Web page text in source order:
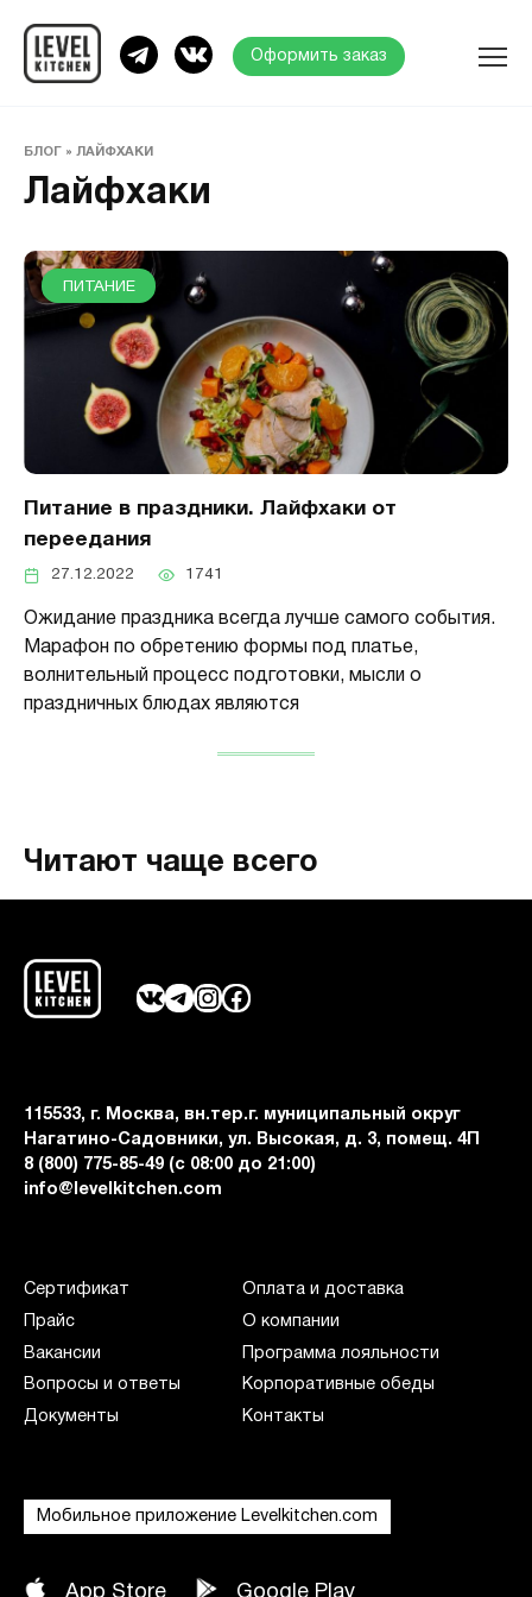
содержанию
Оформить заказ
Search
Категории
Диеты
Здоровье
Набор массы
Похудение
Продукты
БЛОГ » ЛАЙФХАКИ
Лайфхаки
ПИТАНИЕ
Питание в праздники. Лайфхаки от
переедания
27.12.2022 1741
Ожидание праздника всегда лучше самого события.
Марафон по обретению формы под платье,
волнительный процесс подготовки, мысли о
праздничных блюдах являются
Читают чаще всего
ВКонтакте
Telegram
Instagram
Facebook
115533, г. Москва, вн.тер.г. муниципальный округ
Нагатино-Садовники, ул. Высокая, д. 3, помещ. 4П
8 (800) 775-85-49 (с 08:00 до 21:00)
info@levelkitchen.com
Сертификат
Прайс
Вакансии
Вопросы и ответы
Документы
Оплата и доставка
О компании
Программа лояльности
Корпоративные обеды
Контакты
Мобильное приложение Levelkitchen.com
App Store Google Play